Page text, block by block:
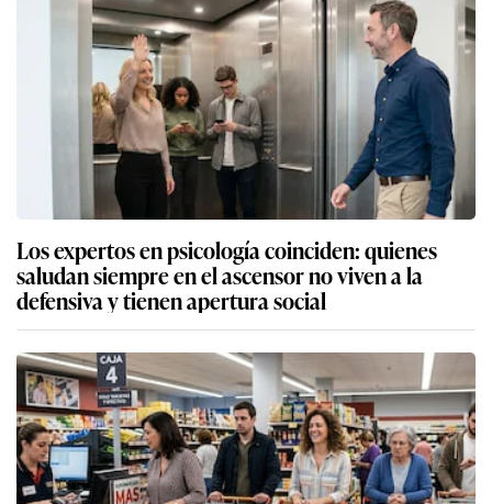
Los expertos en psicología coinciden: quienes
saludan siempre en el ascensor no viven a la
defensiva y tienen apertura social